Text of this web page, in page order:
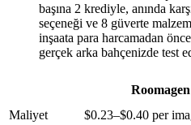
başına 2 krediyle, anında
seçeneği ve 8 güverte
inşaata para harcamadan
gerçek arka bahçenizde test
Roomagen
Maliyet
$0.23–$0.40 per